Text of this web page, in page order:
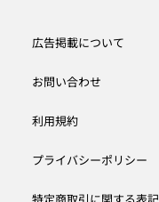
広告掲載について
お問い合わせ
利用規約
プライバシーポリシー